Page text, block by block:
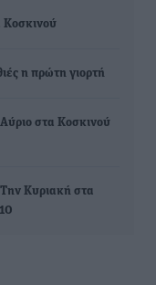
Κοσκινού
η πρώτη γιορτή
στα Κοσκινού
Κυριακή στα